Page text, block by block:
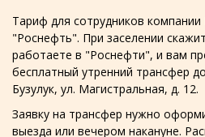
Тариф для сотрудников
"Роснефть". При заселении
работаете в "Роснефти", и вам
бесплатный утренний трансфер
Бузулук, ул. Магистральная, д. 12.
Заявку на трансфер нужно
выезда или вечером накануне.